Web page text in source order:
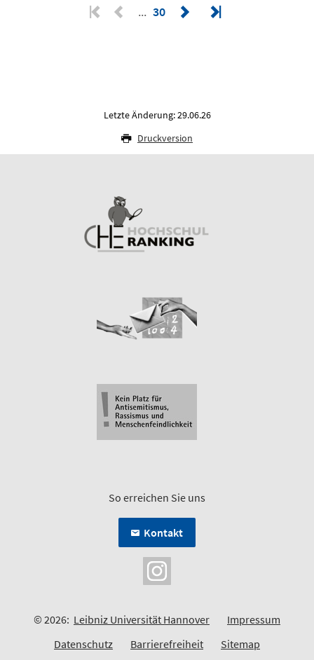
30
Letzte Änderung: 29.06.26
Druckversion
So erreichen Sie uns
Kontakt
© 2026: Leibniz Universität Hannover
Impressum
Datenschutz
Barrierefreiheit Sitemap